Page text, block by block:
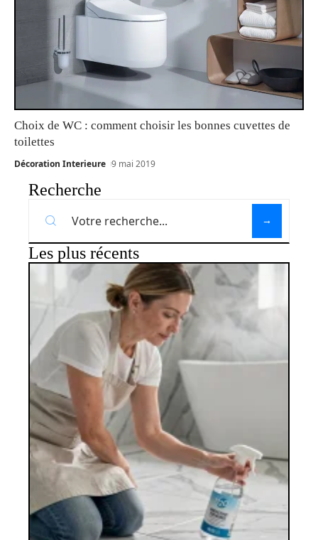
Choix de WC : comment choisir les bonnes cuvettes de
toilettes
Décoration Interieure 9 mai 2019
Recherche
Les plus récents